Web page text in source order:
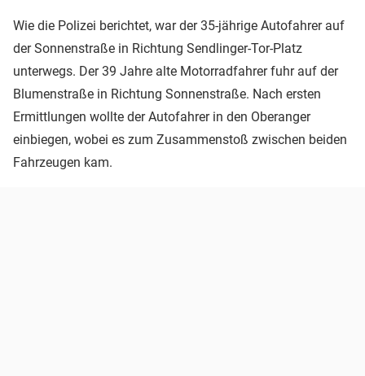
Wie die Polizei berichtet, war der 35-jährige Autofahrer auf
der Sonnenstraße in Richtung Sendlinger-Tor-Platz
unterwegs. Der 39 Jahre alte Motorradfahrer fuhr auf der
Blumenstraße in Richtung Sonnenstraße. Nach ersten
Ermittlungen wollte der Autofahrer in den Oberanger
einbiegen, wobei es zum Zusammenstoß zwischen beiden
Fahrzeugen kam.